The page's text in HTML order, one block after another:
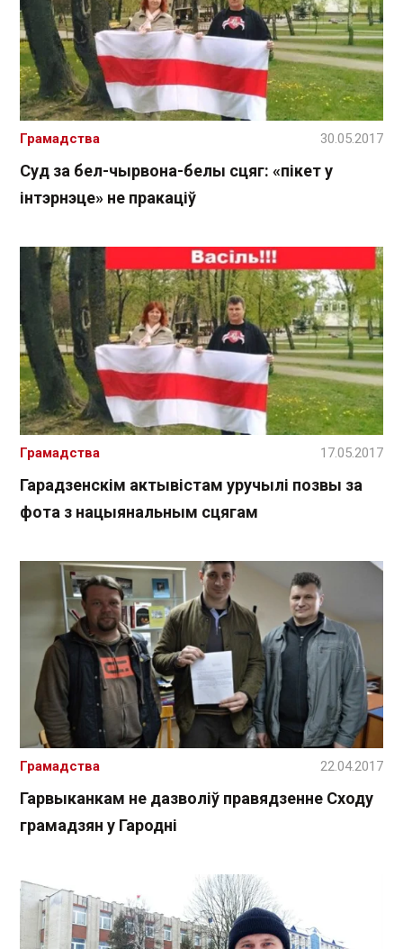
Суд за бел-чырвона-белы сцяг: «пікет у
інтэрнэце» не пракаціў
Грамадства 30.05.2017
Гарадзенскім актывістам уручылі позвы за
фота з нацыянальным сцягам
Грамадства 17.05.2017
Гарвыканкам не дазволіў правядзенне Сходу
грамадзян у Гародні
Грамадства 22.04.2017